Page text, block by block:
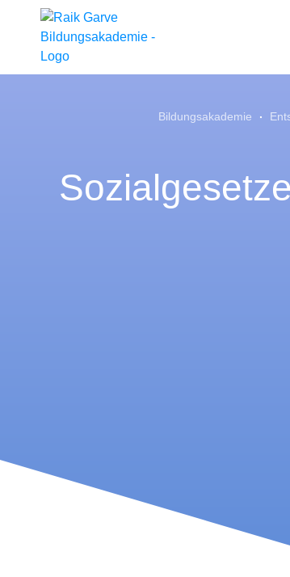
Bildungsakademie